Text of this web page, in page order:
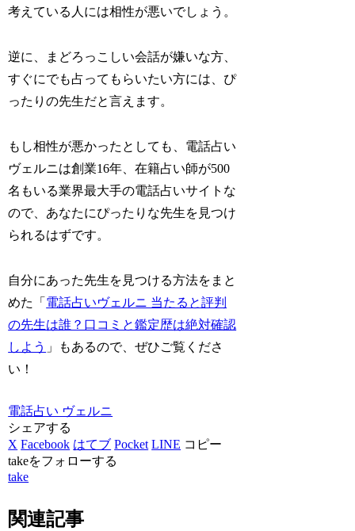
考えている人には相性が悪いでしょう。
逆に、
まどろっこしい会話が嫌いな方、
すぐにでも占ってもらいたい方には、ぴ
ったりの先生だと言えます。
もし相性が悪かったとしても、 電話占い
ヴェルニは創業16年、在籍占い師が500
名もいる業界最大手の電話占いサイトな
ので、あなたにぴったりな先生を見つけ
られるはずです。
自分にあった先生を見つける方法をまと
めた「 電話占いヴェルニ 当たると評判
の先生は誰？口コミと鑑定歴は絶対確認
しよう 」もあるので、ぜひご覧くださ
い！
電話占い ヴェルニ
シェアする
X Facebook はてブ Pocket LINE コピー
takeをフォローする
take
関連記事